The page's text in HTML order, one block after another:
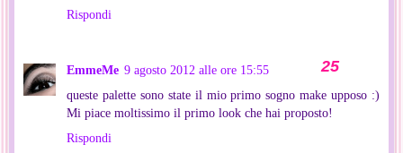
Rispondi
EmmeMe 9 agosto 2012 alle ore 15:55
queste palette sono state il mio primo sogno make upposo :)
Mi piace moltissimo il primo look che hai proposto!
Rispondi